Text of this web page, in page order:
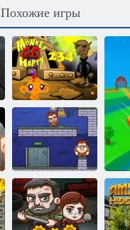
Похожие игры
Счастливая
обезьянка:
уровень 234
Ловкие воры 1